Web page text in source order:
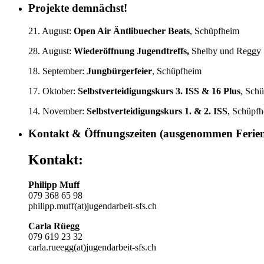
Projekte demnächst!
21. August: Open Air Äntlibuecher Beats, Schüpfheim
28. August: Wiederöffnung Jugendtreffs, Shelby und Reggy
18. September: Jungbürgerfeier, Schüpfheim
17. Oktober: Selbstverteidigungskurs 3. ISS & 16 Plus,
14. November: Selbstverteidigungskurs 1. & 2. ISS,
Kontakt & Öffnungszeiten (ausgenommen
Kontakt:
Philipp Muff
079 368 65 98
philipp.muff(at)jugendarbeit-sfs.ch
Carla Rüegg
079 619 23 32
carla.rueegg(at)jugendarbeit-sfs.ch